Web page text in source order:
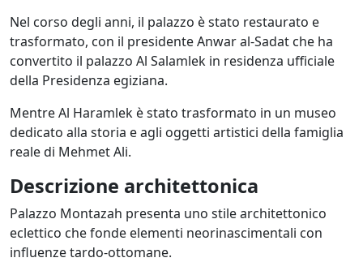
Nel corso degli anni, il palazzo è stato restaurato e
trasformato, con il presidente Anwar al-Sadat che ha
convertito il palazzo Al Salamlek in residenza ufficiale
della Presidenza egiziana.
Mentre Al Haramlek è stato trasformato in un museo
dedicato alla storia e agli oggetti artistici della famiglia
reale di Mehmet Ali.
Descrizione architettonica
Palazzo Montazah presenta uno stile architettonico
eclettico che fonde elementi neorinascimentali con
influenze tardo-ottomane.